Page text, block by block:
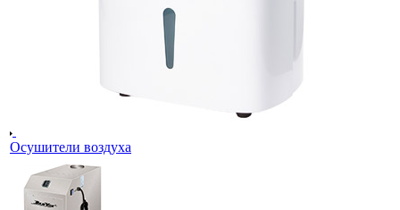
Осушители воздуха